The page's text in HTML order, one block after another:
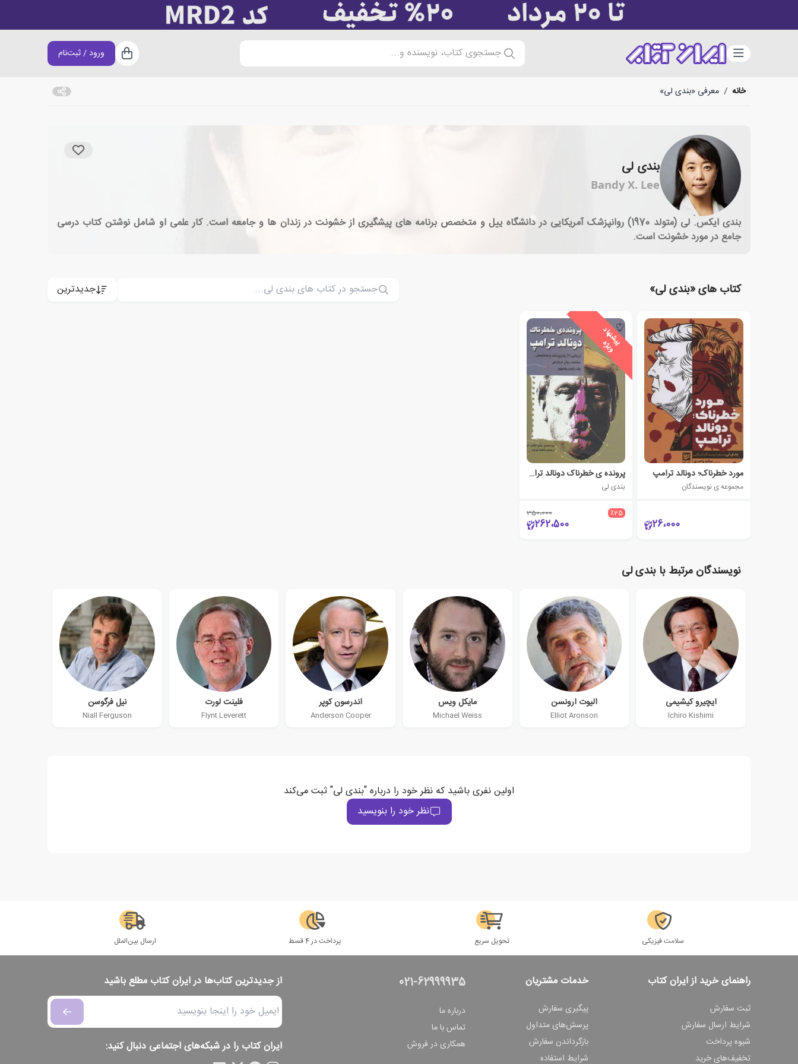
دسته‌بندی جستجوی کتاب، نویسنده و... سبد خرید
ورود / ثبت‌نام
خانه / معرفی «بندی لی»
بندی لی
Bandy X. Lee
بندی ایکس. لی (متولد 1970) روانپزشک آمریکایی در دانشگاه ییل و متخصص برنامه های پیشگیری از خشونت در زندان ها و جامعه است. کار علمی او شامل نوشتن کتاب درسی
جامع در مورد خشونت است.
کتاب های «بندی لی» جدیدترین
مورد خطرناک؛ دونالد ترامپ
مجموعه ی نویسندگان
26،000
پ
ی
ش
ن
ه
ا
د
و
ی
ژ
ه
پرونده ی خطرناک دونالد ترامپ
بندی لی
٪25 350،000
262،500
نویسندگان مرتبط با بندی لی
ایچیرو کیشیمی
Ichiro Kishimi
الیوت ارونسن
Elliot Aronson
مایکل ویس
Michael Weiss
اندرسون کوپر
Anderson Cooper
فلینت لورت
Flynt Leverett
نیل فرگوسن
Niall Ferguson
اولین نفری باشید که نظر خود را درباره "بندی لی" ثبت می‌کند
نظر خود را بنویسید
سلامت فیزیکی تحویل سریع پرداخت در 4 قسط ارسال بین‌الملل
راهنمای خرید از ایران کتاب
ثبت سفارش
شرایط ارسال سفارش
شیوه پرداخت
تخفیف‌های خرید
خدمات مشتریان
پیگیری سفارش
پرسش‌های متداول
بازگرداندن سفارش
شرایط استفاده
021-62999935
درباره ما
تماس با ما
همکاری در فروش
از جدیدترین کتاب‌ها در ایران کتاب مطلع باشید
ایران کتاب را در شبکه‌های اجتماعی دنبال کنید: